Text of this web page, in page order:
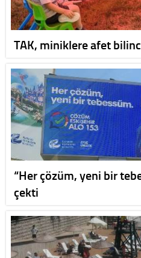
TAK, miniklere afet
“Her çözüm, yeni bir
çekti